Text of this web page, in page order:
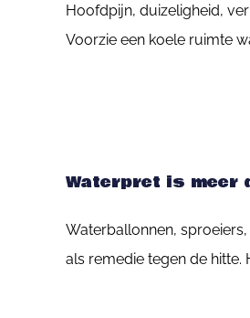
Hoofdpijn, duizeligheid,
Voorzie een koele ruimte
Waterpret is meer
Waterballonnen,
als remedie tegen de hitte.